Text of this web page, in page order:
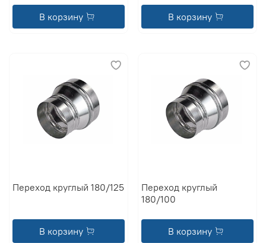
В корзину В корзину
Переход круглый 180/125
В корзину
Переход круглый
180/100
В корзину